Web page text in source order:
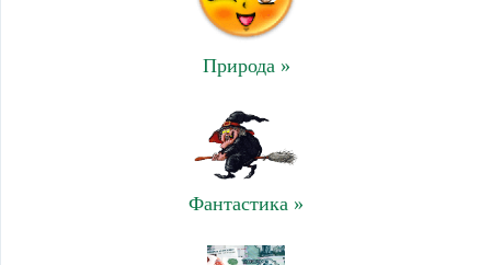
Природа »
Фантастика »